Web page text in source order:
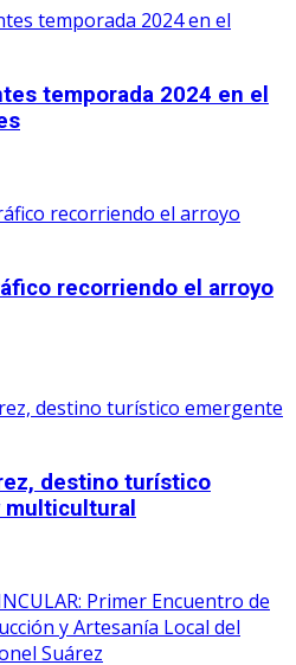
temporada 2024 en el
recorriendo el arroyo
destino turístico
multicultural